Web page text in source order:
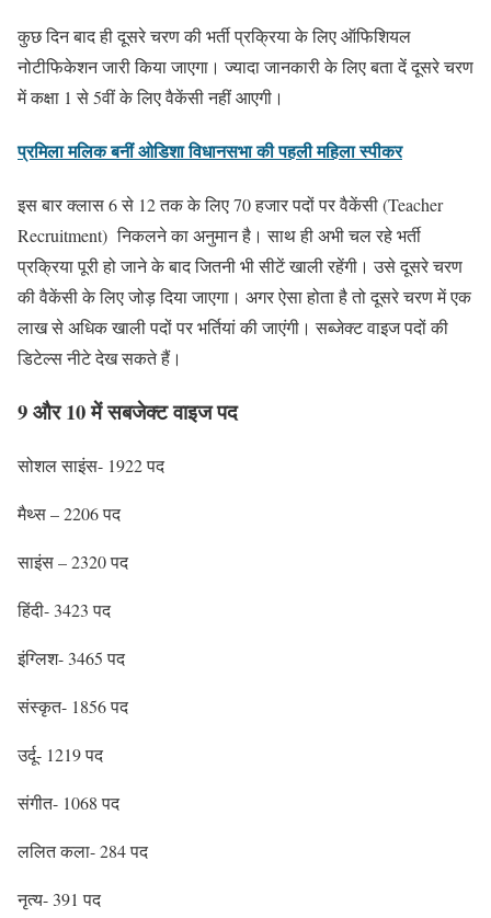
कुछ दिन बाद ही दूसरे चरण की भर्ती प्रक्रिया के लिए ऑफिशियल
नोटीफिकेशन जारी किया जाएगा। ज्यादा जानकारी के लिए बता दें दूसरे चरण
में कक्षा 1 से 5वीं के लिए वैकेंसी नहीं आएगी।
प्रमिला मलिक बनीं ओडिशा विधानसभा की पहली महिला स्पीकर
इस बार क्लास 6 से 12 तक के लिए 70 हजार पदों पर वैकेंसी (Teacher
Recruitment) निकलने का अनुमान है। साथ ही अभी चल रहे भर्ती
प्रक्रिया पूरी हो जाने के बाद जितनी भी सीटें खाली रहेंगी। उसे दूसरे चरण
की वैकेंसी के लिए जोड़ दिया जाएगा। अगर ऐसा होता है तो दूसरे चरण में एक
लाख से अधिक खाली पदों पर भर्तियां की जाएंगी। सब्जेक्ट वाइज पदों की
डिटेल्स नीटे देख सकते हैं।
9 और 10 में सबजेक्ट वाइज पद
सोशल साइंस- 1922 पद
मैथ्स – 2206 पद
साइंस – 2320 पद
हिंदी- 3423 पद
इंग्लिश- 3465 पद
संस्कृत- 1856 पद
उर्दू- 1219 पद
संगीत- 1068 पद
ललित कला- 284 पद
नृत्य- 391 पद